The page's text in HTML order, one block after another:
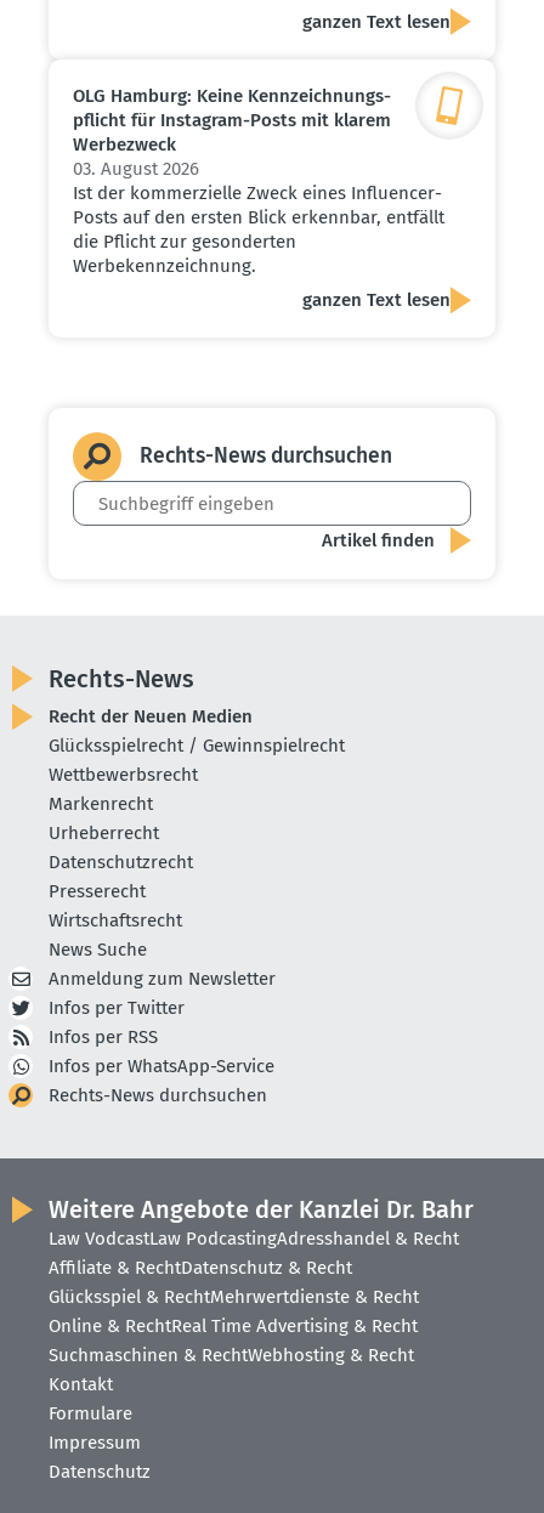
ganzen Text lesen
OLG Hamburg: Keine Kennzeich­nungs­
pflicht für Instagram-Posts mit klarem
Werbe­zweck
03. August 2026
Ist der kommerzielle Zweck eines Influencer-
Posts auf den ersten Blick erkennbar, entfällt
die Pflicht zur gesonderten
Werbekennzeichnung.
ganzen Text lesen
Rechts-News durch­suchen
Rechts-News
Recht der Neuen Medien
Glücksspielrecht / Gewinnspielrecht
Wettbewerbsrecht
Markenrecht
Urheberrecht
Datenschutzrecht
Presserecht
Wirtschaftsrecht
News Suche
Anmeldung zum Newsletter
Infos per Twitter
Infos per RSS
Infos per WhatsApp-Service
Rechts-News durchsuchen
Weitere Angebote der Kanzlei Dr. Bahr
Law VodcastLaw PodcastingAdresshandel & Recht
Affiliate & RechtDatenschutz & Recht
Glücksspiel & RechtMehrwertdienste & Recht
Online & RechtReal Time Advertising & Recht
Suchmaschinen & RechtWebhosting & Recht
Kontakt
Formulare
Impressum
Datenschutz